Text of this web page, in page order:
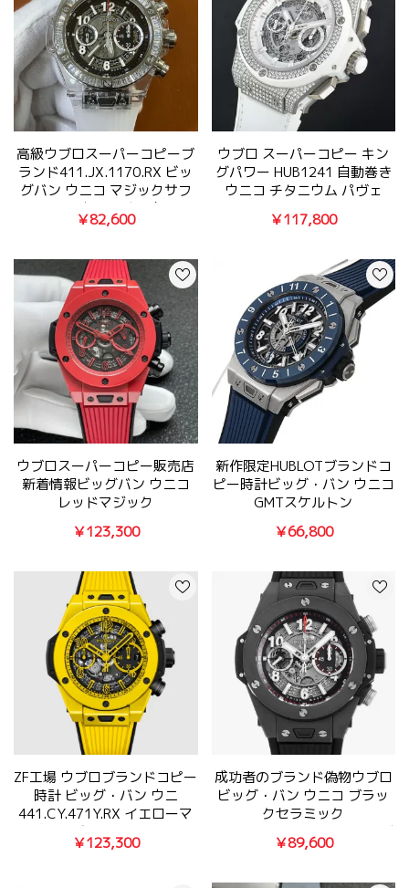
高級ウブロスーパーコピーブ
ランド411.JX.1170.RX ビッ
グバン ウニコ マジックサフ
ァイア 【おすすめの逸品】
￥82,600
ウブロ スーパーコピー キン
グパワー HUB1241 自動巻き
ウニコ チタニウム パヴェ
￥117,800
ウブロスーパーコピー販売店
新着情報ビッグバン ウニコ
レッドマジック
￥123,300
新作限定HUBLOTブランドコ
ピー時計ビッグ・バン ウニコ
GMTスケルトン
471.NL.7112.RX
￥66,800
ZF工場 ウブロブランドコピー
時計 ビッグ・バン ウニ
441.CY.471Y.RX イエローマ
ジック展示
￥123,300
成功者のブランド偽物ウブロ
ビッグ・バン ウニコ ブラッ
クセラミック
411.CI.1170.RX[7750ムーブ
メント]
￥89,600